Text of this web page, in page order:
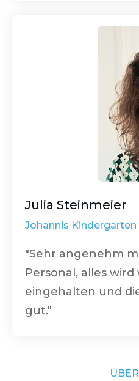
Julia Steinmeier
Johannis Kindergarten
"Sehr angenehm
Personal, alles
eingehalten und
gut."